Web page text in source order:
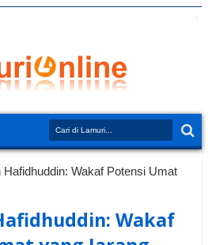
Hafidhuddin: Wakaf Potensi Umat
Wakaf